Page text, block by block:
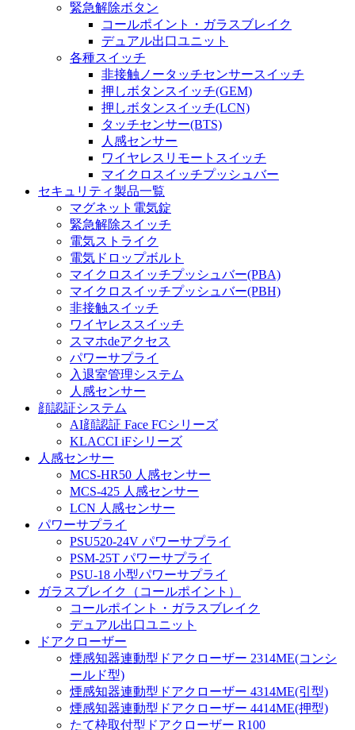
緊急解除ボタン
コールポイント・ガラスブレイク
デュアル出口ユニット
各種スイッチ
非接触ノータッチセンサースイッチ
押しボタンスイッチ(GEM)
押しボタンスイッチ(LCN)
タッチセンサー(BTS)
人感センサー
ワイヤレスリモートスイッチ
マイクロスイッチプッシュバー
セキュリティ製品一覧
マグネット電気錠
緊急解除スイッチ
電気ストライク
電気ドロップボルト
マイクロスイッチプッシュバー(PBA)
マイクロスイッチプッシュバー(PBH)
非接触スイッチ
ワイヤレススイッチ
スマホdeアクセス
パワーサプライ
入退室管理システム
人感センサー
顔認証システム
AI顔認証 Face FCシリーズ
KLACCI iFシリーズ
人感センサー
MCS-HR50 人感センサー
MCS-425 人感センサー
LCN 人感センサー
パワーサプライ
PSU520-24V パワーサプライ
PSM-25T パワーサプライ
PSU-18 小型パワーサプライ
ガラスブレイク（コールポイント）
コールポイント・ガラスブレイク
デュアル出口ユニット
ドアクローザー
煙感知器連動型ドアクローザー 2314ME(コンシ
ールド型)
煙感知器連動型ドアクローザー 4314ME(引型)
煙感知器連動型ドアクローザー 4414ME(押型)
たて枠取付型ドアクローザー R100